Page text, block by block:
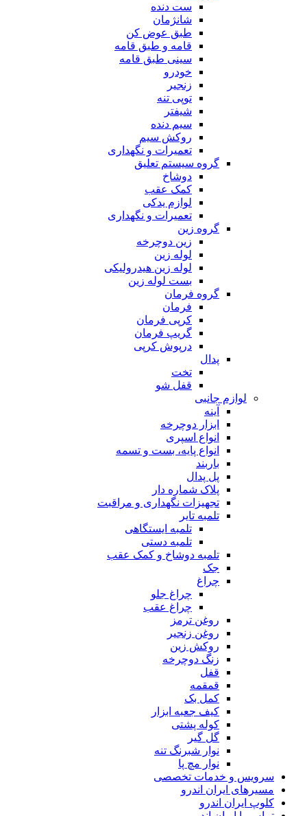
ست دنده
شانژمان
طبق عوض کن
قامه و طبق قامه
سینی طبق قامه
خودرو
زنجیر
توپی تنه
شیفتر
سیم دنده
روکش سیم
تعمیرات و نگهداری
گروه سیستم تعلیق
دوشاخ
کمک عقب
لوازم یدکی
تعمیرات و نگهداری
گروه زین
زین دوچرخه
لوله زین
لوله زین هیدرولیکی
بست لوله زین
گروه فرمان
فرمان
کرپی فرمان
گریپ فرمان
درپوش کرپی
پدال
تخت
قفل شو
لوازم جانبی
آینه
ابزار دوچرخه
انواع اسپری
انواع پایه، بست و تسمه
باربند
پل پدال
پلاک شماره دار
تجهیزات نگهداری و مراقبت
تلمبه تایر
تلمبه ایستگاهی
تلمبه دستی
تلمبه دوشاخ و کمک عقب
جک
چراغ
چراغ جلو
چراغ عقب
روغن ترمز
روغن زنجیر
روکش زین
زنگ دوچرخه
قفل
قمقمه
کمل بک
کیف جعبه ابزار
کوله پشتی
گل گیر
نوار شبرنگ تنه
نوار مچ پا
سرویس و خدمات تخصصی
مسیرهای ایران اندرو
کلوپ ایران اندرو